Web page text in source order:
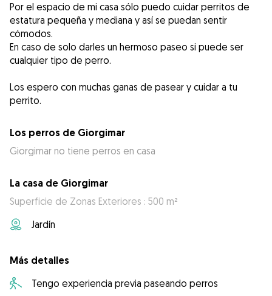
Por el espacio de mi casa sólo puedo cuidar perritos de
estatura pequeña y mediana y así se puedan sentir
cómodos.
En caso de solo darles un hermoso paseo si puede ser
cualquier tipo de perro.
Los espero con muchas ganas de pasear y cuidar a tu
perrito.
Los perros de Giorgimar
Giorgimar no tiene perros en casa
La casa de Giorgimar
Superficie de Zonas Exteriores : 500 m²
Jardín
Más detalles
Tengo experiencia previa paseando perros